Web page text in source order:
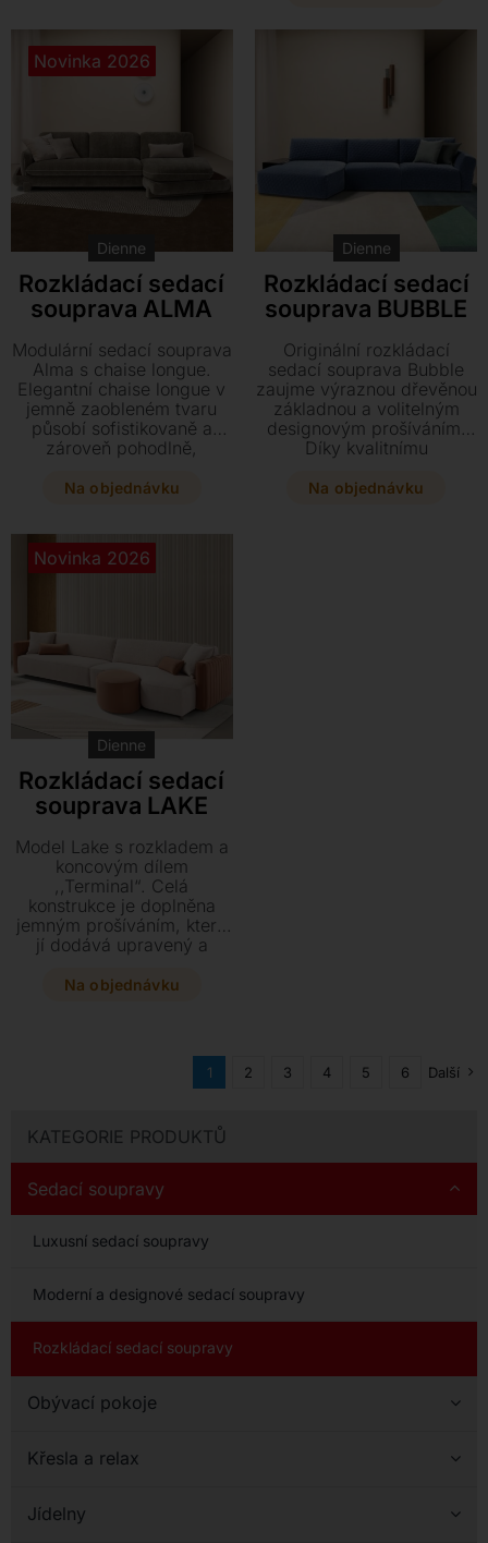
KATEGORIE PRODUKTŮ
Sedací soupravy
Luxusní sedací soupravy
Moderní a designové sedací soupravy
Rozkládací sedací soupravy
Obývací pokoje
Křesla a relax
Jídelny
plnohodnotným lůžkem pro
každodenní spaní.
Konstrukce z kvalitního
dřeva a výplň z
a špičkový komfort.
nabídky textilních potahů,
područek a vytvořte si
Novinka 2026
Dienne
Rozkládací sedací
souprava ALMA
Modulární sedací souprava
Alma s chaise longue.
Elegantní chaise longue v
jemně zaobleném tvaru
působí sofistikovaně a
zároveň pohodlně,
zajímavý detail dřevěné
Na objednávku
Dienne
Rozkládací sedací
souprava BUBBLE
Originální rozkládací
sedací souprava Bubble
zaujme výraznou dřevěnou
základnou a volitelným
designovým prošíváním.
Díky kvalitnímu
hypoalergenní matrací ji
Na objednávku
Novinka 2026
Dienne
Rozkládací sedací
souprava LAKE
Model Lake s rozkladem a
koncovým dílem
,,Terminal“. Celá
konstrukce je doplněna
jemným prošíváním, které
jí dodává upravený a
by narušovalo její
Na objednávku
1 2 3 4 5 6 Další